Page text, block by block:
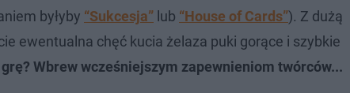
byłyby “Sukcesja” lub “House of Cards”). Z dużą
ewentualna chęć kucia żelaza puki gorące i szybkie
Wbrew wcześniejszym zapewnieniom twórców...